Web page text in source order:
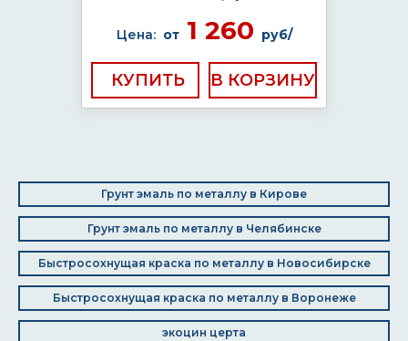
Цена: от1 260 руб/
КУПИТЬ
Грунт эмаль по металлу в Кирове
Грунт эмаль по металлу в Челябинске
Быстросохнущая краска по металлу в Новосибирске
Быстросохнущая краска по металлу в Воронеже
экоцин церта